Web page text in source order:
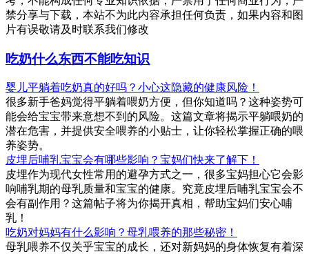
禁分享与下载，本站不为此内容承担任何负责，如果内容和图
片有误敬请及时联系我们修改
吃奶什么东西不能吃知识
婴儿平躺着吃奶真的好吗？小心这隐藏的健康风险！
很多新手爸妈觉得平躺着喂奶方便，但你知道吗？这种姿势可
能会给宝宝带来意想不到的风险。这篇文章将揭示平躺喂奶的
潜在危害，并提供安全喂养的小贴士，让你轻松掌握正确的喂
养姿势。
皮埋后哺乳宝宝会有哪些影响？宝妈们快来了解下！
皮埋作为现代女性常用的避孕方式之一，很多宝妈担心它会影
响哺乳期的母乳质量和宝宝的健康。究竟皮埋后哺乳宝宝会不
会有副作用？这篇帖子将为你揭开真相，帮助宝妈们安心哺
乳！
吃奶对妈妈有什么影响？母乳喂养的那些秘密！
母乳喂养不仅关乎宝宝的成长，还对新妈妈的身体恢复有着深